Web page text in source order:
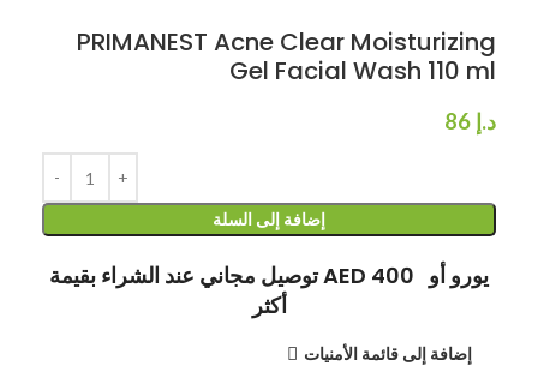
PRIMANEST Acne Clear Moisturizing
Gel Facial Wash 110 ml
د.إ
إضافة إلى السلة
توصيل مجاني عند الشراء بقيمة AED 400 يورو أو
أكثر
إضافة إلى قائمة الأمنيات